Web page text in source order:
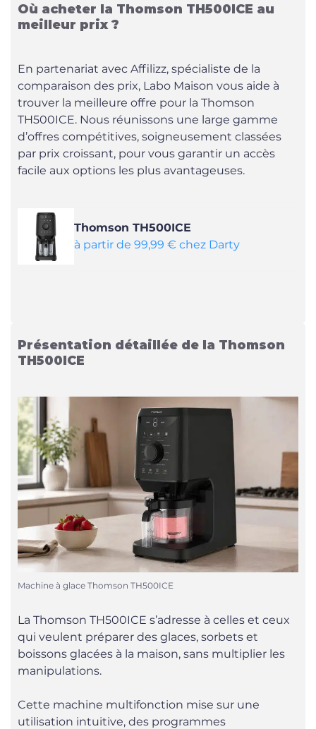
Où acheter la Thomson TH500ICE au
meilleur prix ?
En partenariat avec Affilizz, spécialiste de la
comparaison des prix, Labo Maison vous aide à
trouver la meilleure offre pour la Thomson
TH500ICE. Nous réunissons une large gamme
d’offres compétitives, soigneusement classées
par prix croissant, pour vous garantir un accès
facile aux options les plus avantageuses.
Thomson TH500ICE
à partir de 99,99 € chez Darty
Présentation détaillée de la Thomson
TH500ICE
Machine à glace Thomson TH500ICE
La Thomson TH500ICE s’adresse à celles et ceux
qui veulent préparer des glaces, sorbets et
boissons glacées à la maison, sans multiplier les
manipulations.
Cette machine multifonction mise sur une
utilisation intuitive, des programmes